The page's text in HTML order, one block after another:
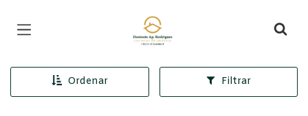
Página inicial
Ordenar Filtrar